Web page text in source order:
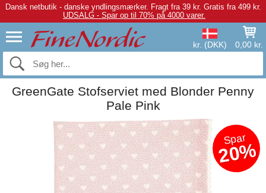
Dansk netbutik - danske yndlingsmærker. Fragt fra 39 kr. Gratis fra 499 kr.
UDSALG - Spar op til 70% på 4000 varer.
kr. (DKK) 0,00 kr.
GreenGate Stofserviet med Blonder Penny
Pale Pink
Spar
20%